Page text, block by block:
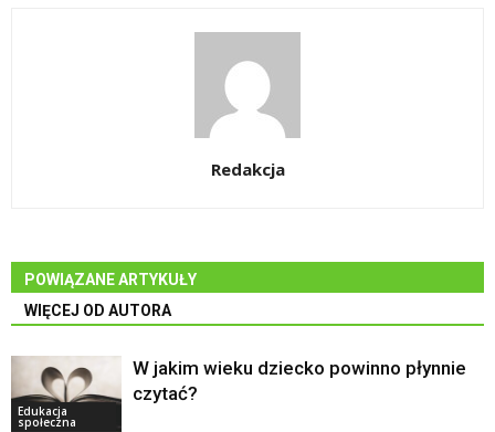
Redakcja
POWIĄZANE ARTYKUŁY
WIĘCEJ OD AUTORA
Edukacja
społeczna
W jakim wieku dziecko powinno płynnie
czytać?